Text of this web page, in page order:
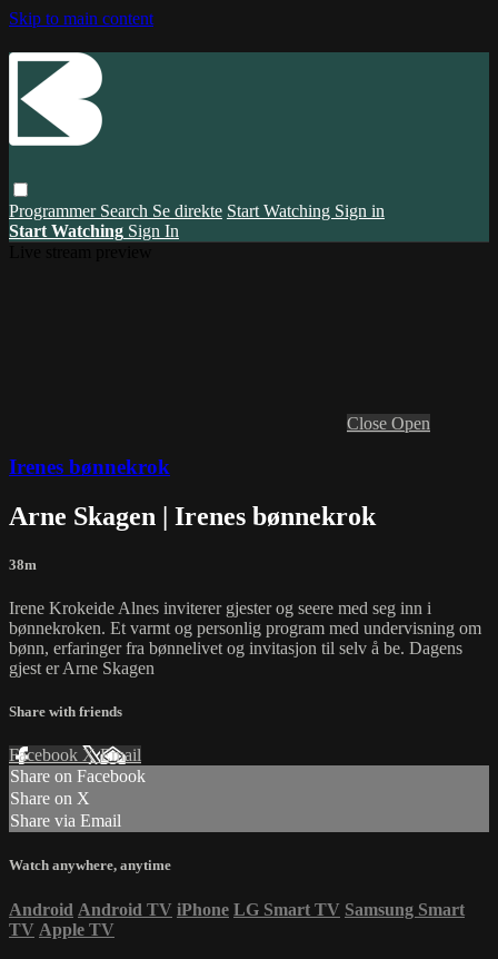
Skip to main content
Programmer Search Se direkte Start Watching Sign in
Start Watching Sign In
Close Open
Irenes bønnekrok
Arne Skagen | Irenes bønnekrok
38m
Irene Krokeide Alnes inviterer gjester og seere med seg inn i
bønnekroken. Et varmt og personlig program med undervisning om
bønn, erfaringer fra bønnelivet og invitasjon til selv å be. Dagens
gjest er Arne Skagen
Share with friends
Facebook XEmail
Share on Facebook
Share on X
Share via Email
Watch anywhere, anytime
Android Android TV iPhone LG Smart TV Samsung Smart
TV Apple TV